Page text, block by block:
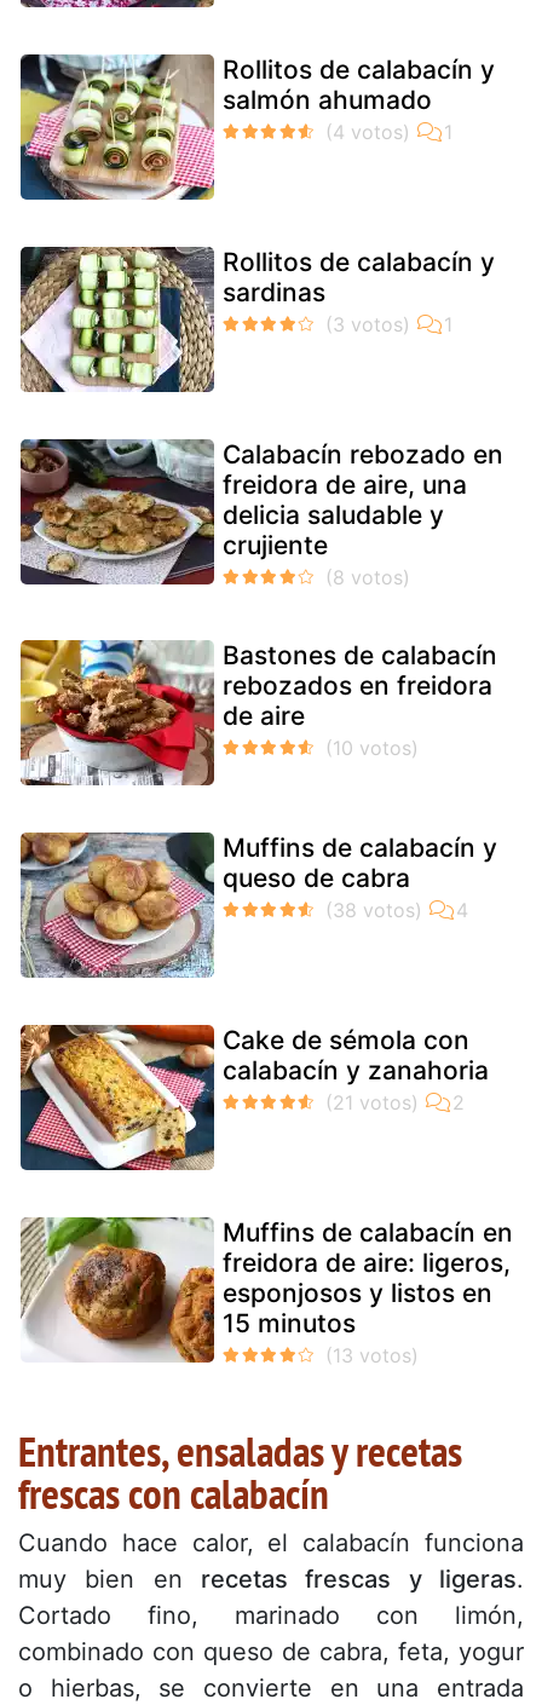
Rollitos de calabacín y
salmón ahumado
Rollitos de calabacín y
sardinas
Calabacín rebozado en
freidora de aire, una
delicia saludable y
crujiente
Bastones de calabacín
rebozados en freidora
de aire
Muffins de calabacín y
queso de cabra
Cake de sémola con
calabacín y zanahoria
Muffins de calabacín en
freidora de aire: ligeros,
esponjosos y listos en
15 minutos
Entrantes, ensaladas y recetas
frescas con calabacín
Cuando hace calor, el calabacín funciona
muy bien en recetas frescas y ligeras.
Cortado fino, marinado con limón,
combinado con queso de cabra, feta, yogur
o hierbas, se convierte en una entrada